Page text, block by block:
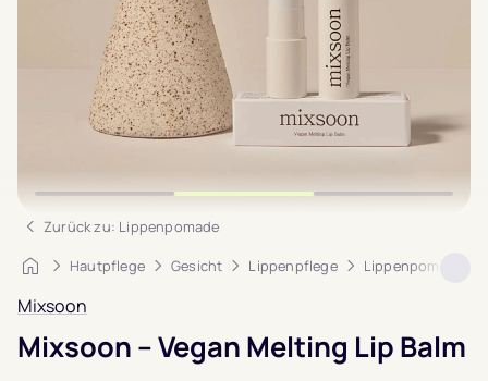
Zurück zu: Lippenpomade
Startseite
Hautpflege Gesicht Lippenpflege Lippenpomade
Mixsoon
Mixsoon – Vegan Melting Lip Balm